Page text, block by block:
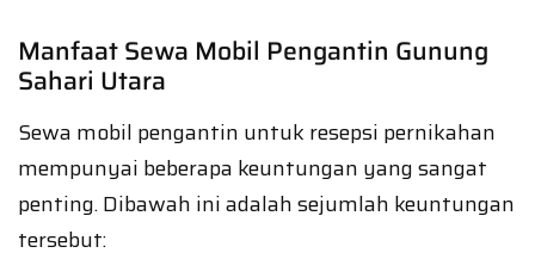
Manfaat Sewa Mobil Pengantin Gunung
Sahari Utara
Sewa mobil pengantin untuk resepsi pernikahan
mempunyai beberapa keuntungan yang sangat
penting. Dibawah ini adalah sejumlah keuntungan
tersebut: